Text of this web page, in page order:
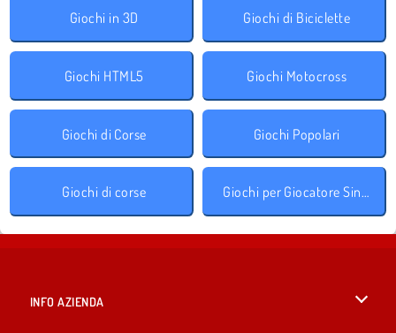
Giochi in 3D Giochi di Biciclette
Giochi HTML5 Giochi Motocross
Giochi di Corse Giochi Popolari
Giochi di corse Giochi per Giocatore Singolo
INFO AZIENDA